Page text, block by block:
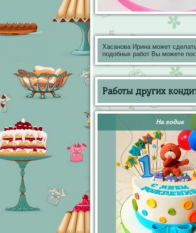
Хасанова Ирина может
подобных работ Вы можете
Работы других
На годик